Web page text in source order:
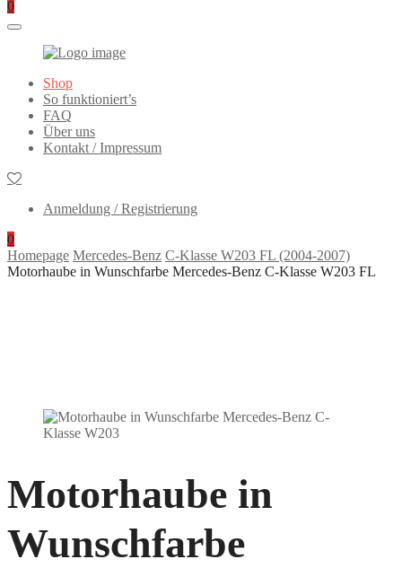
0
Autoteile
Primary
Menu
Shop
So funktioniert’s
FAQ
Über uns
Kontakt / Impressum
Anmeldung / Registrierung
0
Homepage Mercedes-Benz C-Klasse W203 FL (2004-2007)
Motorhaube in Wunschfarbe Mercedes-Benz C-Klasse W203 FL
Motorhaube in
Wunschfarbe